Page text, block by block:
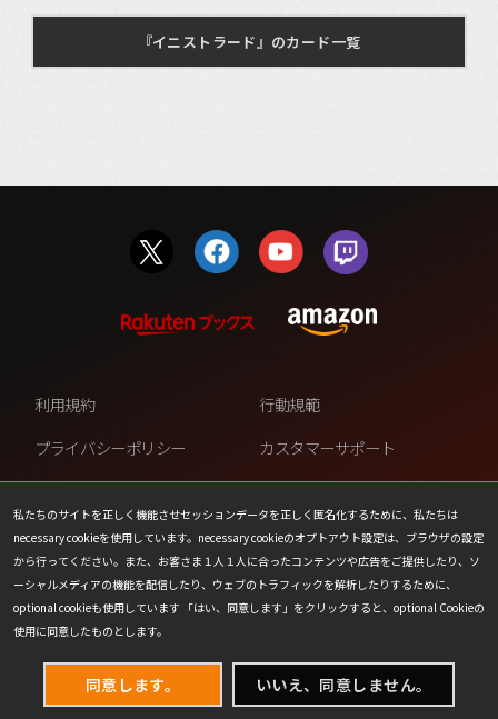
『イニストラード』のカード一覧
私たちのサイトを正しく機能させセッションデータを正しく匿名化するために、私たちは
necessary cookieを使用しています。necessary cookieのオプトアウト設定は、ブラウザの設定
から行ってください。また、お客さま１人１人に合ったコンテンツや広告をご提供したり、ソ
ーシャルメディアの機能を配信したり、ウェブのトラフィックを解析したりするために、
optional cookieも使用しています 「はい、同意します」をクリックすると、optional Cookieの
使用に同意したものとします。
同意します。 いいえ、同意しません。
利用規約
行動規範
プライバシーポリシー
カスタマーサポート
ファンコンテンツ・ポリシー
個人情報の販売や共有を許可し
ない
COOKIE
プレスリリース
会社情報
お問い合わせ